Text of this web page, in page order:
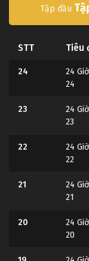
Tập đầu
STT Tiêu
24
24
24
23
24
23
22
24
22
21
24
21
20
24
20